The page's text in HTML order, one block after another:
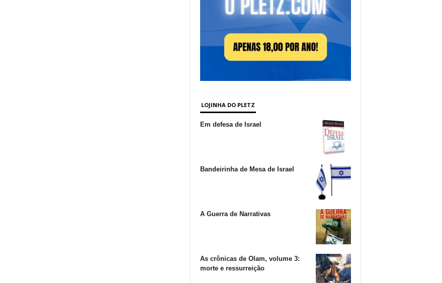
LOJINHA DO PLETZ
Em defesa de Israel
Bandeirinha de Mesa de Israel
A Guerra de Narrativas
As crônicas de Olam, volume 3:
morte e ressurreição